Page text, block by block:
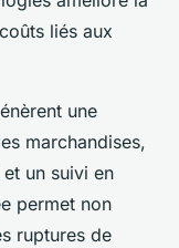
liés aux
une
marchandises,
un suivi en
permet non
ruptures de